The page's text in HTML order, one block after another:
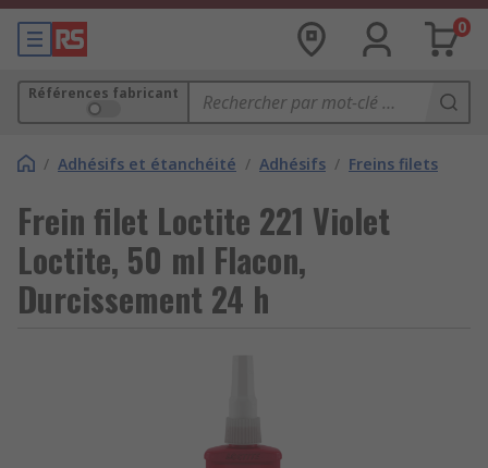
0
Références fabricant
/ Adhésifs et étanchéité / Adhésifs / Freins filets
Frein filet Loctite 221 Violet
Loctite, 50 ml Flacon,
Durcissement 24 h